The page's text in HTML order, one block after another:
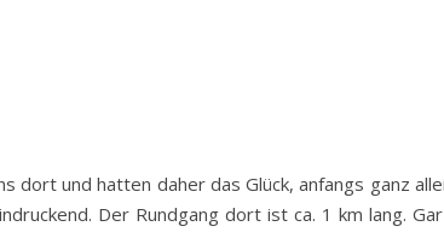
dort und hatten daher das Glück, anfangs ganz
Der Rundgang dort ist ca. 1 km lang.